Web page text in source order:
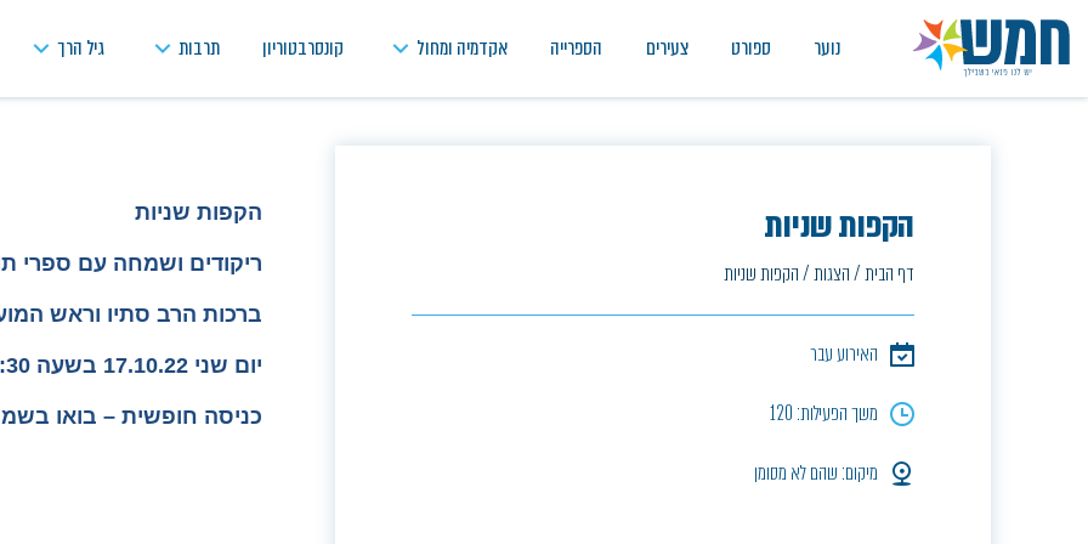
נוער ספורט צעירים הספרייה אקדמיה ומחול קונסרבטוריון תרבות גיל הרך
הקפות שניות
דף הבית/הצגות/הקפות שניות
האירוע עבר
משך הפעילות: 120
מיקום: שהם לא מסומן
הקפות שניות
ריקודים ושמחה עם ספרי
ברכות הרב סתיו וראש
יום שני 17.10.22 בשעה 20:30 גן היובל
כניסה חופשית – בואו